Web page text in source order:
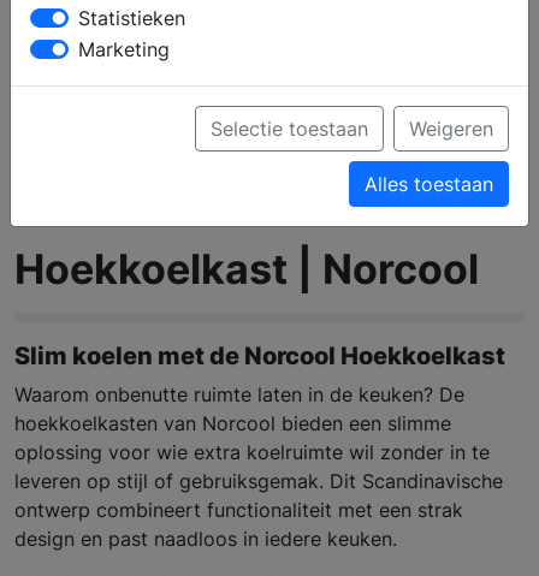
Hoekkoelkast | Norcool
Slim koelen met de Norcool Hoekkoelkast
Waarom onbenutte ruimte laten in de keuken? De
hoekkoelkasten van Norcool bieden een slimme
oplossing voor wie extra koelruimte wil zonder in te
leveren op stijl of gebruiksgemak. Dit Scandinavische
ontwerp combineert functionaliteit met een strak
design en past naadloos in iedere keuken.
Statistieken
Marketing
Selectie toestaan Weigeren
Alles toestaan